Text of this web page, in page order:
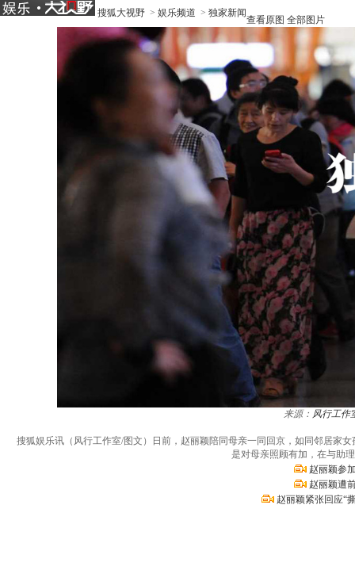
搜狐大视野 > 娱乐频道 > 独家新闻
查看原图 全部图片
来源： 风行工作
搜狐娱乐讯（风行工作室/图文）日前，赵丽颖陪同母亲一同回京，如同邻居家
是对母亲照顾有加，在与助
赵丽颖参
赵丽颖遭
赵丽颖紧张回应“